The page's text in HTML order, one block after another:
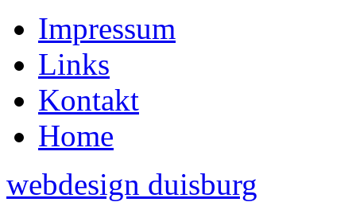
Impressum
Links
Kontakt
Home
webdesign duisburg